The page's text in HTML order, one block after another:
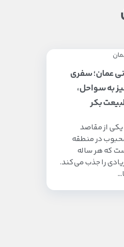
عمان؛ سفری
به سواحل،
بکر
از مقاصد
در منطقه
که هر ساله
را جذب می‌کند.